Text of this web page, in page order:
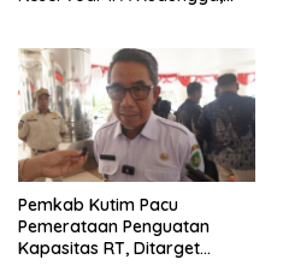
Pemkab Kutim Pacu
Pemerataan Penguatan
Kapasitas RT, Ditarget